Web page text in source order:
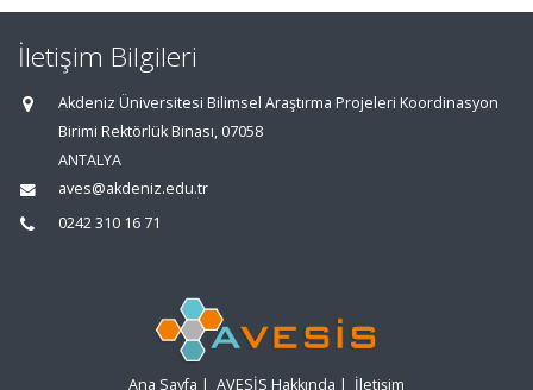
İletişim Bilgileri
Akdeniz Üniversitesi Bilimsel Araştırma Projeleri Koordinasyon
Birimi Rektörlük Binası, 07058
ANTALYA
aves@akdeniz.edu.tr
0242 310 16 71
Ana Sayfa | AVESİS Hakkında | İletişim